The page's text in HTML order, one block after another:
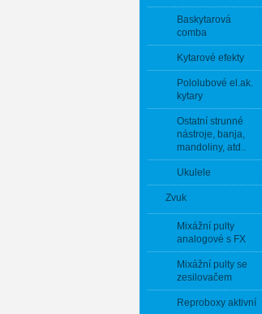
Baskytarová
comba
Kytarové efekty
Pololubové el.ak.
kytary
Ostatní strunné
nástroje, banja,
mandoliny, atd..
Ukulele
Zvuk
Mixážní pulty
analogové s FX
Mixážní pulty se
zesilovačem
Reproboxy aktivní